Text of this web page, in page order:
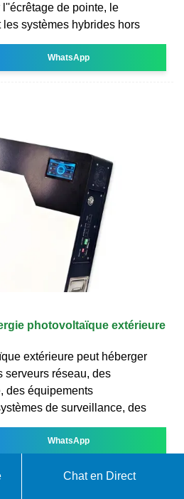
de pointe, le
systèmes hybrides hors
WhatsApp
photovoltaïque extérieure
extérieure peut héberger
serveurs réseau, des
des équipements
de surveillance, des
WhatsApp
Chat en Direct